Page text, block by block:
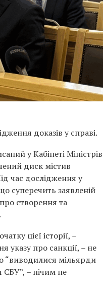
доказів у справі.
у Кабінеті Міністрів
диск містив
час дослідження у
суперечить заявленій
створення та
цієї історії, –
указу про санкції, – не
“виводилися мільярди
СБУ”, – нічим не